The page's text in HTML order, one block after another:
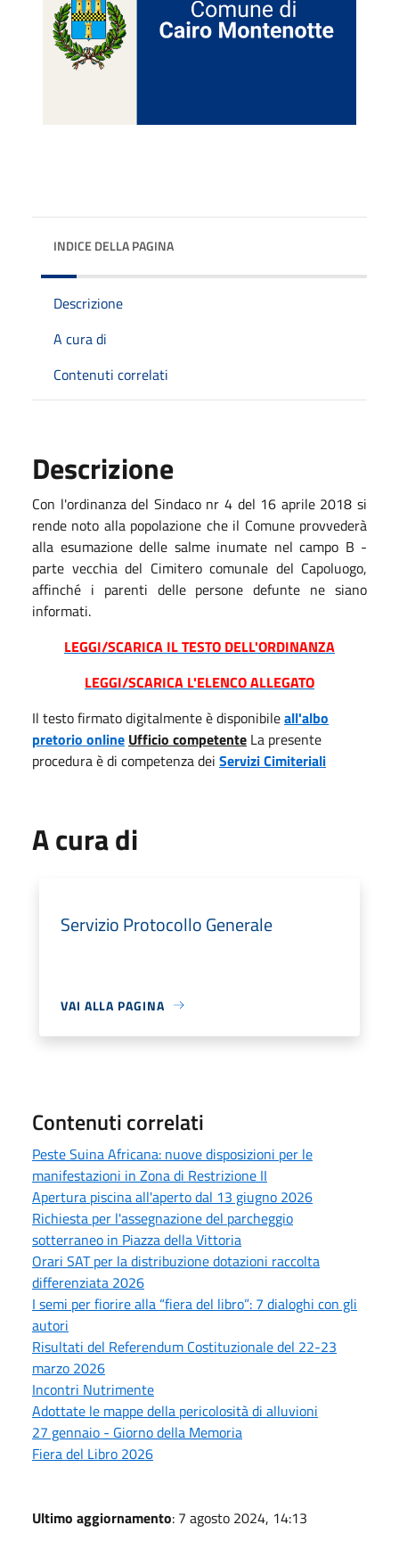
INDICE DELLA PAGINA
Descrizione
A cura di
Contenuti correlati
Descrizione
Con l'ordinanza del Sindaco nr 4 del 16 aprile 2018 si
rende noto alla popolazione che il Comune provvederà
alla esumazione delle salme inumate nel campo B -
parte vecchia del Cimitero comunale del Capoluogo,
affinché i parenti delle persone defunte ne siano
informati.
LEGGI/SCARICA IL TESTO DELL'ORDINANZA
LEGGI/SCARICA L'ELENCO ALLEGATO
Il testo firmato digitalmente è disponibileall'albo
pretorio online Ufficio competente La presente
procedura è di competenza dei Servizi Cimiteriali
A cura di
Servizio Protocollo Generale
VAI ALLA PAGINA
Contenuti correlati
Peste Suina Africana: nuove disposizioni per le
manifestazioni in Zona di Restrizione II
Apertura piscina all'aperto dal 13 giugno 2026
Richiesta per l'assegnazione del parcheggio
sotterraneo in Piazza della Vittoria
Orari SAT per la distribuzione dotazioni raccolta
differenziata 2026
I semi per fiorire alla “fiera del libro”: 7 dialoghi con gli
autori
Risultati del Referendum Costituzionale del 22-23
marzo 2026
Incontri Nutrimente
Adottate le mappe della pericolosità di alluvioni
27 gennaio - Giorno della Memoria
Fiera del Libro 2026
Ultimo aggiornamento: 7 agosto 2024, 14:13